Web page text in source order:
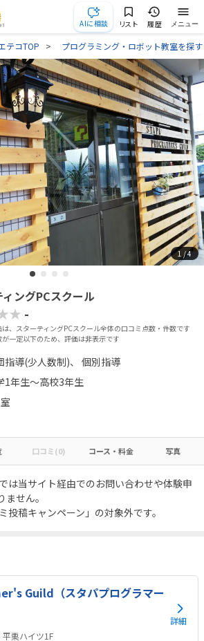
AIに相談 リスト 履歴 メニュー
テコTOP プログラミング・ロボット教室を探す
1 / 4
ングPCスクール
-
、スターティングPCスクール全体の口コミ点数・件数です
一定以下のため、評価は非表示です
指導(少人数制)
個別指導
1年生～高校3年生
口コミ(0) コース・料金 写真
は当サイト経由でのお問い合わせや体験申
せん。
稿キャンペーン」の対象外です。
Guild（スタパプログラマー
栗ハイツ1F
詳細